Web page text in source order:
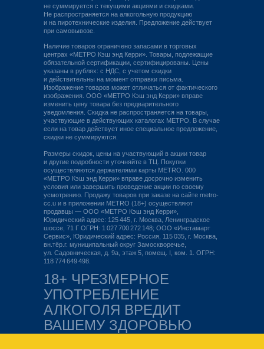
18+ ЧРЕЗМЕРНОЕ
УПОТРЕБЛЕНИЕ
АЛКОГОЛЯ ВРЕДИТ
ВАШЕМУ ЗДОРОВЬЮ
Наличие товаров ограничено запасами в торговых
центрах «МЕТРО Кэш энд Керри». Товары, подлежащие
обязательной сертификации, сертифицированы. Цены
указаны в рублях: с НДС, с учетом скидки
и действительны на момент отправки письма.
Изображение товаров может отличаться от фактического
изображения. ООО «МЕТРО Кэш энд Керри» вправе
изменить цену товара без предварительного
уведомления. Скидка не распространяется на товары,
участвующие в действующих каталогах МЕТРО. В случае
если на товар действует иное специальное предложение,
скидки не суммируются.
Размеры скидок, цены на участвующий в акции товар
и другие подробности уточняйте в ТЦ. Покупки
осуществляются держателями карты METRO. 000
«МЕТРО Кэш энд Керри» вправе досрочно изменить
условия или завершить проведение акции по своему
усмотрению. Продажу товаров при заказе на сайте metro-
cc.u и в приложении METRO (18+) осуществляют
продавцы — ООО «МЕТРО Кэш энд Керри»,
Юридический адрес: 125 445, г. Москва, Ленинградское
шоссе, 71 Г ОГРН: 1 027 700 272 148; ООО «Инстамарт
Сервис», Юридический адрес: Россия, 115 035, г. Москва,
вн.тёр.г. муниципальный округ Замоскворечье,
ул. Садовническая, д. 9а, этаж 5, помещ. І, ком. 1. ОГРН:
118 774 649 498.
не суммируется с текущими акциями и скидками.
Не распространяется на алкогольную продукцию
и на пиротехнические изделия. Предложение действует
при самовывозе.